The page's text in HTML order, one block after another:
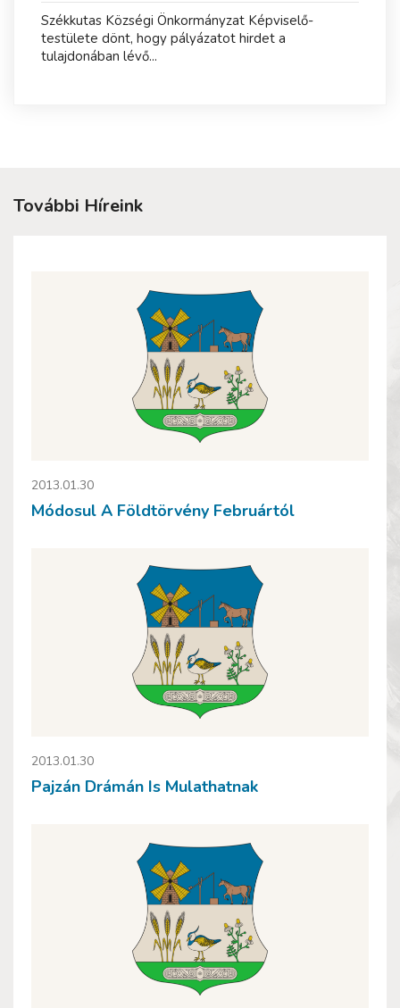
Székkutas Községi Önkormányzat Képviselő-
testülete dönt, hogy pályázatot hirdet a
tulajdonában lévő...
További Híreink
2013.01.30
Módosul A Földtörvény Februártól
2013.01.30
Pajzán Drámán Is Mulathatnak